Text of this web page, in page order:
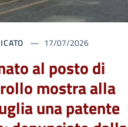
17/07/2026
al posto di
mostra alla
una patente